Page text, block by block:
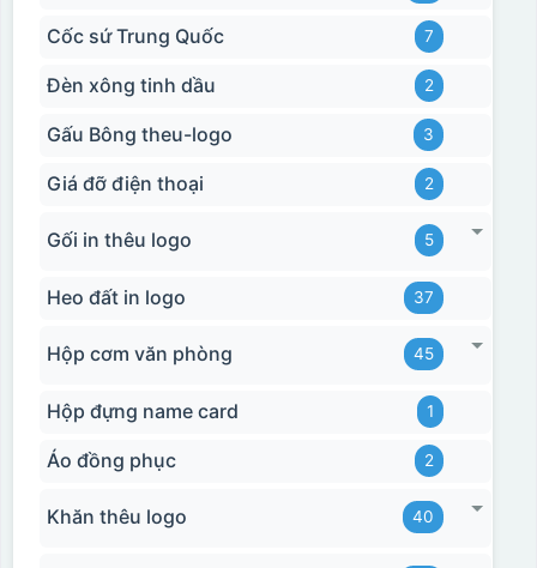
Cốc sứ Trung Quốc 7
Đèn xông tinh dầu 2
Gấu Bông theu-logo 3
Giá đỡ điện thoại 2
Gối in thêu logo 5
Heo đất in logo 37
Hộp cơm văn phòng 45
Hộp đựng name card 1
Áo đồng phục 2
Khăn thêu logo 40